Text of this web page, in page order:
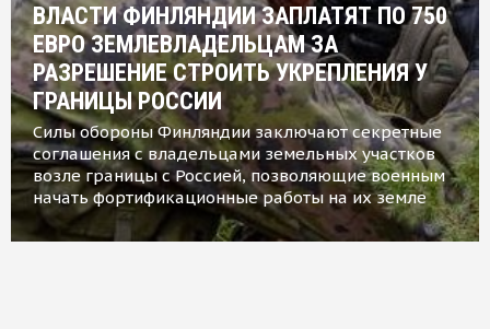
ВЛАСТИ ФИНЛЯНДИИ ЗАПЛАТЯТ ПО 750
ЕВРО ЗЕМЛЕВЛАДЕЛЬЦАМ ЗА
РАЗРЕШЕНИЕ СТРОИТЬ УКРЕПЛЕНИЯ У
ГРАНИЦЫ РОССИИ
Силы обороны Финляндии заключают секретные
соглашения с владельцами земельных участков
возле границы с Россией, позволяющие военным
начать фортификационные работы на их земле